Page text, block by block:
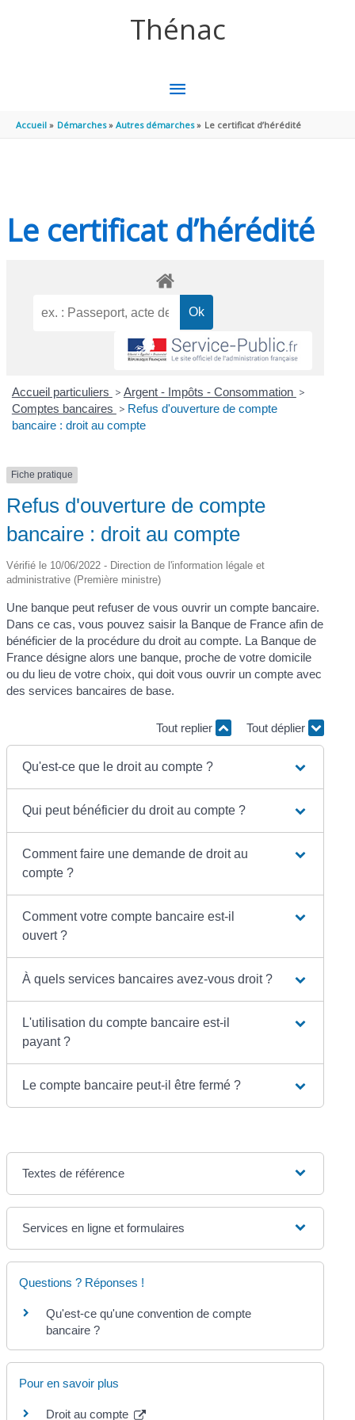
Thénac
MENU
PRINCIPAL
Accueil Démarches Autres démarches Le certificat d’hérédité
Le certificat d’hérédité
Accueil particuliers > Argent - Impôts - Consommation >
Comptes bancaires > Refus d'ouverture de compte
bancaire : droit au compte
Fiche pratique
Refus d'ouverture de compte
bancaire : droit au compte
Vérifié le 10/06/2022 - Direction de l'information légale et
administrative (Première ministre)
Une banque peut refuser de vous ouvrir un compte bancaire.
Dans ce cas, vous pouvez saisir la Banque de France afin de
bénéficier de la procédure du droit au compte. La Banque de
France désigne alors une banque, proche de votre domicile
ou du lieu de votre choix, qui doit vous ouvrir un compte avec
des services bancaires de base.
Tout replier Tout déplier
Qu'est-ce que le droit au compte ?
Qui peut bénéficier du droit au compte ?
Comment faire une demande de droit au
compte ?
Comment votre compte bancaire est-il
ouvert ?
À quels services bancaires avez-vous droit ?
L'utilisation du compte bancaire est-il
payant ?
Le compte bancaire peut-il être fermé ?
Textes de référence
Services en ligne et formulaires
Questions ? Réponses !
Qu'est-ce qu'une convention de compte
bancaire ?
Pour en savoir plus
Droit au compte